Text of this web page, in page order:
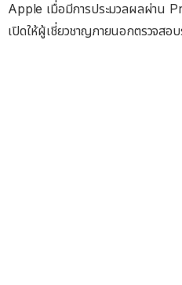
Apple เมื่อมีการประมวลผลผ่าน
เปิดให้ผู้เชี่ยวชาญภายนอกตรวจสอ